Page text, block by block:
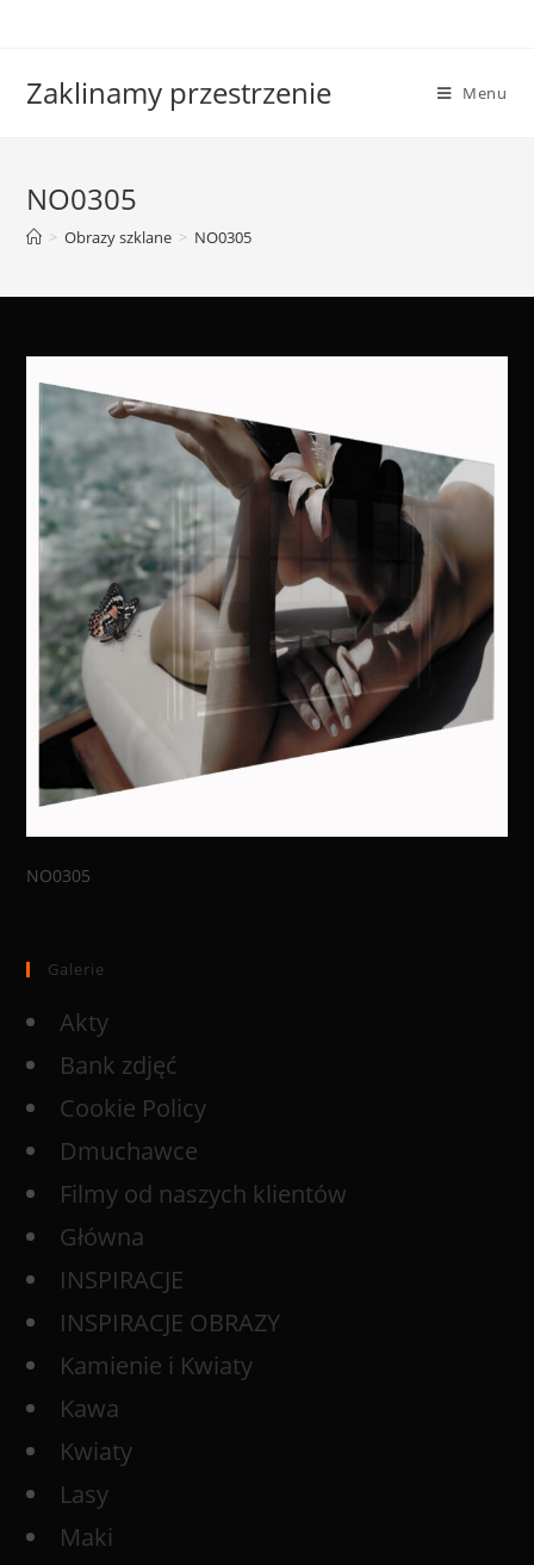
Zaklinamy przestrzenie Menu
NO0305
> Obrazy szklane > NO0305
NO0305
Galerie
Akty
Bank zdjęć
Cookie Policy
Dmuchawce
Filmy od naszych klientów
Główna
INSPIRACJE
INSPIRACJE OBRAZY
Kamienie i Kwiaty
Kawa
Kwiaty
Lasy
Maki